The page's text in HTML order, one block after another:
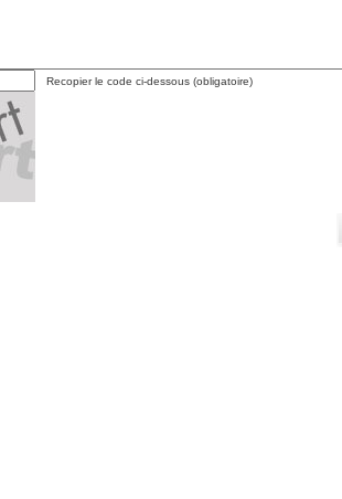
Recopier le code ci-dessous (obligatoire)